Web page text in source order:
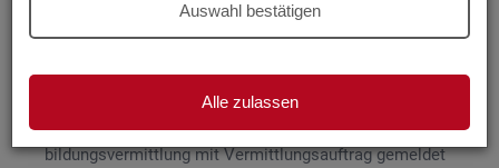
Auswahl bestätigen
Alle zulassen
Be­wer­be­rin­nen und Be­wer­ber für Be­rufs­aus­bil­
der Agen­tu­ren für Ar­beit undJob­cen­terzum Aus­bil­dungs­
markt in An­spruch neh­men, sowie
Be­rufs­aus­bil­dungs­stel­len, die beiAAundJCfür die Aus­
bil­dungs­ver­mitt­lung mit Ver­mitt­lungs­auf­trag ge­mel­det